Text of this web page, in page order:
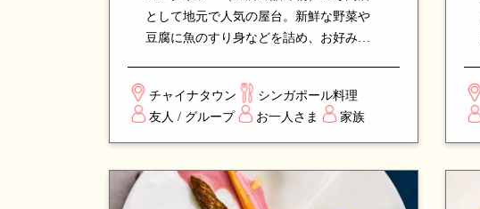
として地元で人気の屋台。新鮮な野菜や
豆腐に魚のすり身などを詰め、お好みで
シンガポールの伝統的な客家料理を本格
的に味わえる、長年地元客に支持され続
ける温かみのあるホーカーストールで
す。
チャイナタウン
シンガポール料理
友人 / グループ
お一人さま 家族